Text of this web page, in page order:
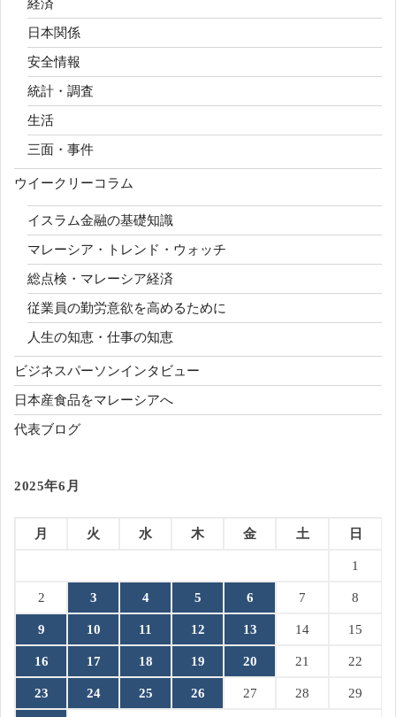
経済
日本関係
安全情報
統計・調査
生活
三面・事件
ウイークリーコラム
イスラム金融の基礎知識
マレーシア・トレンド・ウォッチ
総点検・マレーシア経済
従業員の勤労意欲を高めるために
人生の知恵・仕事の知恵
ビジネスパーソンインタビュー
日本産食品をマレーシアへ
代表ブログ
2025年6月
月 火 水 木 金 土 日
1
2 3 4 5 6 7 8
9 10 11 12 13 14 15
16 17 18 19 20 21 22
23 24 25 26 27 28 29